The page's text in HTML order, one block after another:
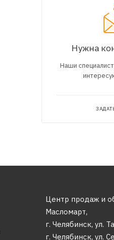
Нужна
Наши
Центр продаж и
Масломарт,
г. Челябинск, ул.
г. Челябинск, ул.